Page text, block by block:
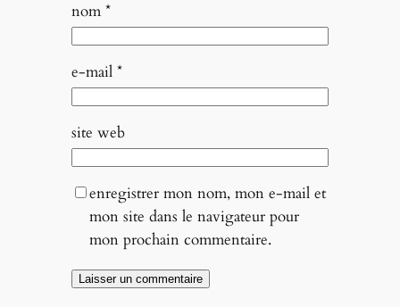
nom *
e-mail *
site web
enregistrer mon nom, mon e-mail et
mon site dans le navigateur pour
mon prochain commentaire.